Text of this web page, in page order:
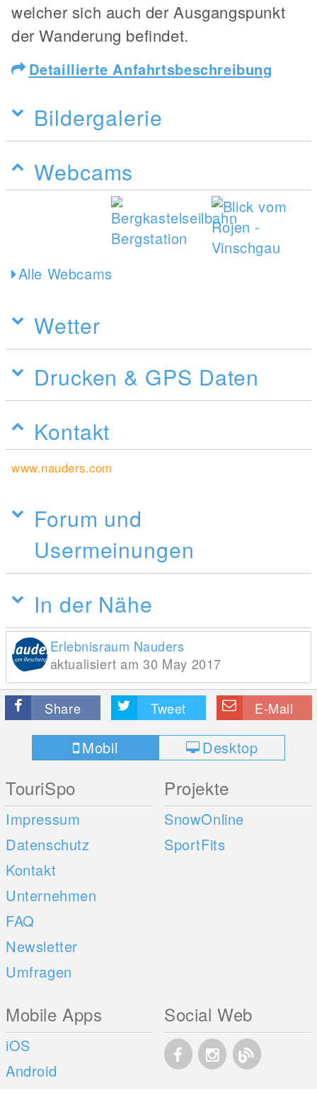
welcher sich auch der Ausgangspunkt
der Wanderung befindet.
Detaillierte Anfahrtsbeschreibung
Bildergalerie
Webcams
Alle Webcams
Wetter
Drucken & GPS Daten
Kontakt
www.nauders.com
Forum und
Usermeinungen
In der Nähe
Erlebnisraum Nauders
aktualisiert am 30 May 2017
Share Tweet E-Mail
Mobil Desktop
TouriSpo
Impressum
Datenschutz
Kontakt
Unternehmen
FAQ
Newsletter
Umfragen
Projekte
SnowOnline
SportFits
Mobile Apps
iOS
Android
Social Web